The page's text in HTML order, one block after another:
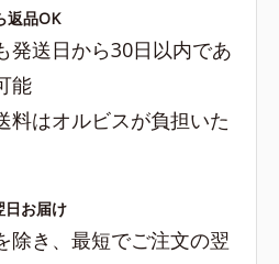
返品OK
発送日から30日以内であ
能
料はオルビスが負担いた
日お届け
除き、最短でご注文の翌